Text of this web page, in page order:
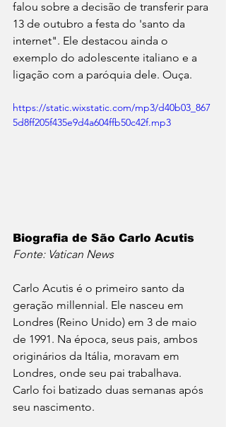
falou sobre a decisão de transferir para
13 de outubro a festa do 'santo da
internet". Ele destacou ainda o
exemplo do adolescente italiano e a
ligação com a paróquia dele. Ouça.
https://static.wixstatic.com/mp3/d40b03_867
5d8ff205f435e9d4a604ffb50c42f.mp3
Biografia de São Carlo Acutis
Fonte: Vatican News
Carlo Acutis é o primeiro santo da
geração millennial. Ele nasceu em
Londres (Reino Unido) em 3 de maio
de 1991. Na época, seus pais, ambos
originários da Itália, moravam em
Londres, onde seu pai trabalhava.
Carlo foi batizado duas semanas após
seu nascimento.